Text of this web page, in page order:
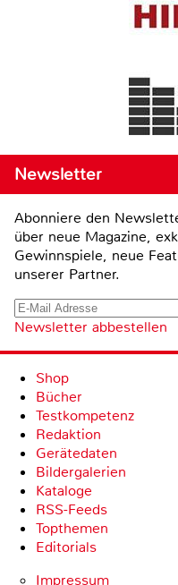
Newsletter
Abonniere den
über neue Magazine,
Gewinnspiele, neue
unserer Partner.
Newsletter abbestellen
Shop
Bücher
Testkompetenz
Redaktion
Gerätedaten
Bildergalerien
Kataloge
RSS-Feeds
Topthemen
Editorials
Impressum